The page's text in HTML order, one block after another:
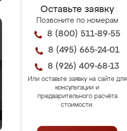
Оставьте заявку
Позвоните по номерам
8 (800) 511-89-55
8 (495) 665-24-01
8 (926) 409-68-13
Или оставьте заявку на сайте для
консультации и
предварительного расчёта
стоимости.